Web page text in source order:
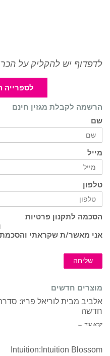
לדפדוף יש להקליק על
לספרייה
הרשמה לקבלת מגזין חינם
שם
מייל
טלפון
הסכמה לתקנון פרטיות
אני מאשר/ת שקראתי
שליחה
מוצרים חדשים
אלביב מבית לוריאל פריז:
חדשה
קרא עוד ←
Intuition:Intuition Blossom